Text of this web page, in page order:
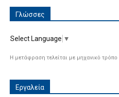
Γλώσσες
Select Language ▼
Η μετάφραση τελείται με μηχανικό
Εργαλεία